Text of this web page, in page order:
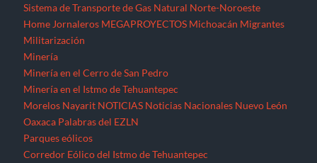
Sistema de Transporte de Gas Natural Norte-Noroeste
Home Jornaleros MEGAPROYECTOS Michoacán Migrantes
Militarización
Minería
Minería en el Cerro de San Pedro
Minería en el Istmo de Tehuantepec
Morelos Nayarit NOTICIAS Noticias Nacionales Nuevo León
Oaxaca Palabras del EZLN
Parques eólicos
Corredor Eólico del Istmo de Tehuantepec